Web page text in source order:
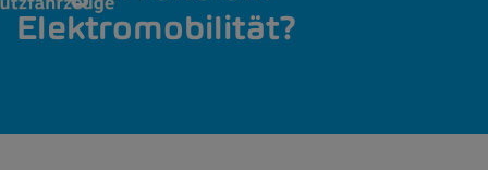
Elektromobilität?